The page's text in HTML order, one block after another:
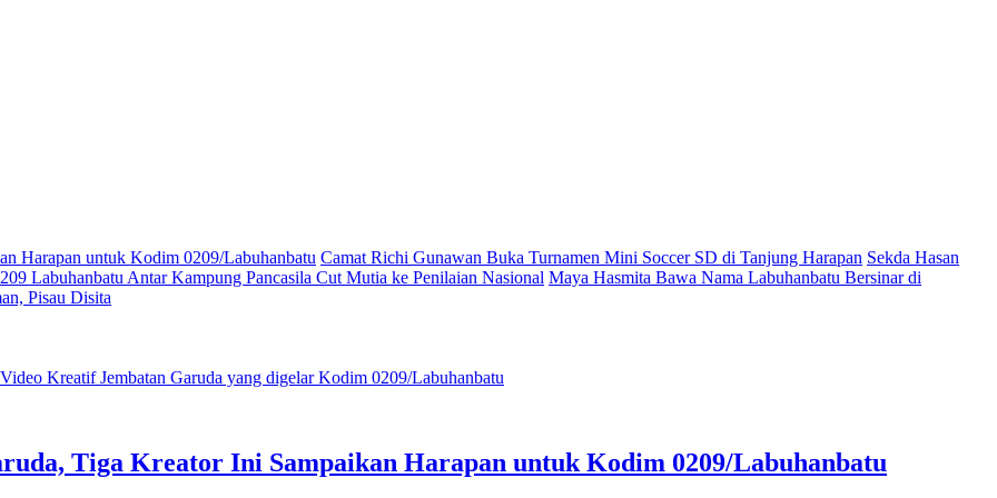
Harapan untuk Kodim 0209/Labuhanbatu Camat Richi Gunawan Buka Turnamen Mini Soccer SD di Tanjung Harapan Sekda Hasan
Labuhanbatu Antar Kampung Pancasila Cut Mutia ke Penilaian Nasional Maya Hasmita Bawa Nama Labuhanbatu Bersinar di
Pisau Disita
Tiga Kreator Ini Sampaikan Harapan untuk Kodim 0209/Labuhanbatu